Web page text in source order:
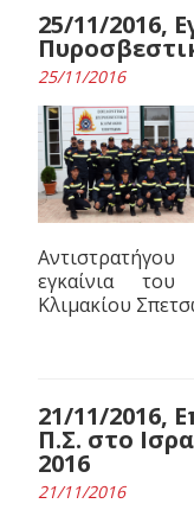
25/11/2016,
25/11/2016
εγκαίνια του
Κλιμακίου
21/11/2016,
Π.Σ. στο
2016
21/11/2016